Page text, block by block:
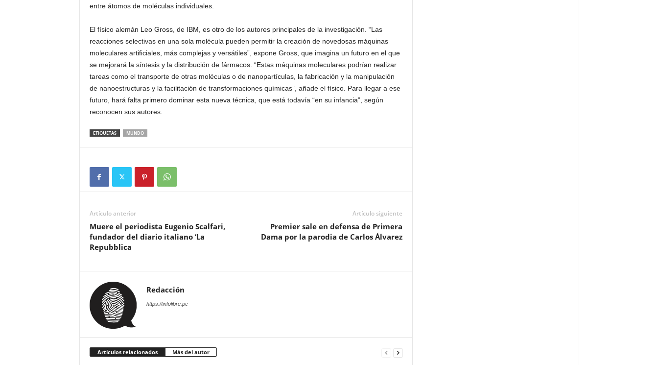
entre átomos de moléculas individuales.
El físico alemán Leo Gross, de IBM, es otro de los autores principales de la investigación. “Las
reacciones selectivas en una sola molécula pueden permitir la creación de novedosas máquinas
moleculares artificiales, más complejas y versátiles”, expone Gross, que imagina un futuro en el que
se mejorará la síntesis y la distribución de fármacos. “Estas máquinas moleculares podrían realizar
tareas como el transporte de otras moléculas o de nanopartículas, la fabricación y la manipulación
de nanoestructuras y la facilitación de transformaciones químicas”, añade el físico. Para llegar a ese
futuro, hará falta primero dominar esta nueva técnica, que está todavía “en su infancia”, según
reconocen sus autores.
ETIQUETAS MUNDO
Artículo anterior
Muere el periodista Eugenio Scalfari,
fundador del diario italiano ‘La
Repubblica
Artículo siguiente
Premier sale en defensa de Primera
Dama por la parodia de Carlos Álvarez
Redacción
https://infolibre.pe
Artículos relacionados Más del autor